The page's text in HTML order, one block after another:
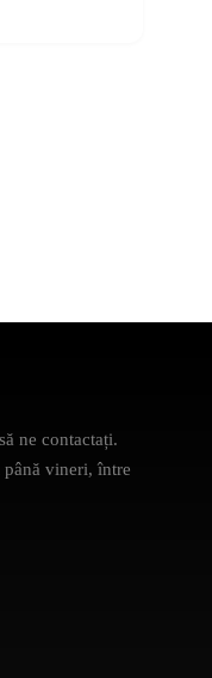
ne contactați.
vineri, între